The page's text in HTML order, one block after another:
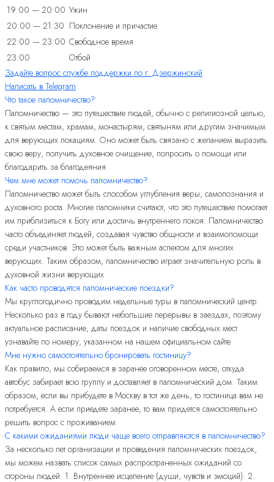
19:00 — 20:00 Ужин
20:00 — 21:30 Поклонение и причастие
22:00 — 23:00 Свободное время
23:00
Отбой
Задайте вопрос службе поддержки по г. Дзержинский
Написать в Telegram
Что такое паломничество?
Паломничество — это путешествие людей, обычно с религиозной целью,
к святым местам, храмам, монастырям, святыням или другим значимым
для верующих локациям. Оно может быть связано с желанием выразить
свою веру, получить духовное очищение, попросить о помощи или
благодарить за благодеяния
Чем мне может помочь паломничество?
Паломничество может быть способом углубления веры, самопознания и
духовного роста. Многие паломники считают, что это путешествие помогает
им приблизиться к Богу или достичь внутреннего покоя. Паломничество
часто объединяет людей, создавая чувство общности и взаимопомощи
среди участников. Это может быть важным аспектом для многих
верующих. Таким образом, паломничество играет значительную роль в
духовной жизни верующих
Как часто проводятся паломнические поездки?
Мы круглогодично проводим недельные туры в паломнический центр.
Несколько раз в году бывают небольшие перерывы в заездах, поэтому
актуальное расписание, даты поездок и наличие свободных мест
узнавайте по номеру, указанном на нашем официальном сайте
Мне нужно самостоятельно бронировать гостиницу?
Как правило, мы собираемся в заранее оговоренном месте, откуда
автобус забирает всю группу и доставляет в паломнический дом. Таким
образом, если вы прибудете в Москву в тот же день, то гостиница вам не
потребуется. А если приедете заранее, то вам придется самостоятельно
решить вопрос с проживанием
С какими ожиданиями люди чаще всего отправляются в паломничество?
За несколько лет организации и проведения паломнических поездок,
мы можем назвать список самых распространенных ожиданий со
стороны людей: 1. Внутреннее исцеление (души, чувств и эмоций). 2.